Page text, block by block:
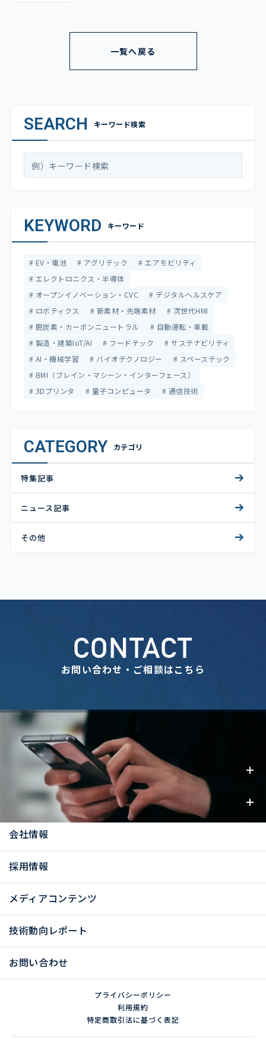
一覧へ戻る
SEARCH キーワード検索
KEYWORD キーワード
EV・電池 アグリテック
エアモビリティ
エレクトロニクス・半導体
オープンイノベーション・CVC
デジタルヘルスケア
ロボティクス
新素材・先端素材
次世代HMI
脱炭素・カーボンニュートラル
自動運転・車載
製造・建築IoT/AI
フードテック
サステナビリティ
AI・機械学習
バイオテクノロジー
スペーステック
BMI（ブレイン・マシーン・インターフェース）
3Dプリンタ
量子コンピュータ 通信技術
CATEGORY カテゴリ
特集記事
ニュース記事
その他
CONTACT
お問い合わせ・ご相談はこちら
事業内容
お知らせ
会社情報
採用情報
メディアコンテンツ
技術動向レポート
お問い合わせ
プライバシーポリシー
利用規約
特定商取引法に基づく表記